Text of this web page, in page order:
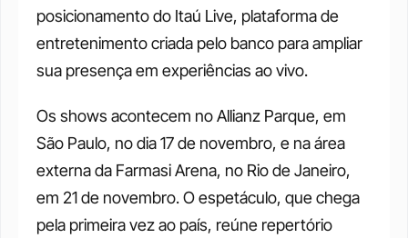
posicionamento do Itaú Live, plataforma de
entretenimento criada pelo banco para ampliar
sua presença em experiências ao vivo.
Os shows acontecem no Allianz Parque, em
São Paulo, no dia 17 de novembro, e na área
externa da Farmasi Arena, no Rio de Janeiro,
em 21 de novembro. O espetáculo, que chega
pela primeira vez ao país, reúne repertório